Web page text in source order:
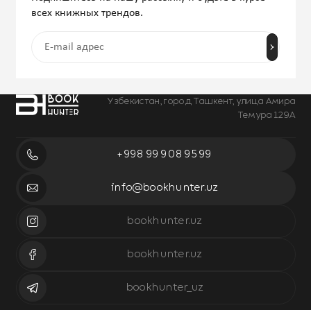
Узбекистан, город Ташкент, улица Амира
Темура 129А
+998 99 908 95 99
info@bookhunter.uz
bookhunter.uz
bookhunter.uz
bookhunter_uz
всех книжных трендов.